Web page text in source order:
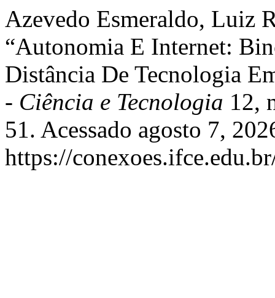
Azevedo Esmeraldo, Luiz
“Autonomia E Internet:
Distância De Tecnologia
- Ciência e Tecnologia 12,
51. Acessado agosto 7,
https://